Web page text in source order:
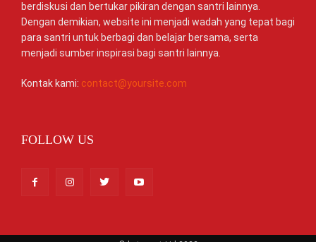
berdiskusi dan bertukar pikiran dengan santri lainnya.
Dengan demikian, website ini menjadi wadah yang tepat bagi
para santri untuk berbagi dan belajar bersama, serta
menjadi sumber inspirasi bagi santri lainnya.
Kontak kami: contact@yoursite.com
FOLLOW US